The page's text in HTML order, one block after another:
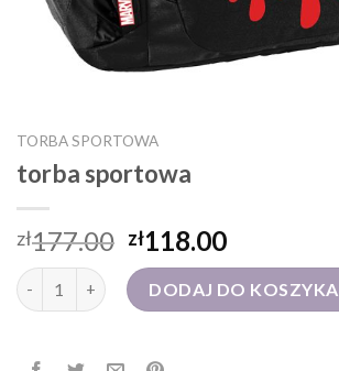
TORBA SPORTOWA
torba sportowa
zł177.00 zł118.00
ilość torba sportowaDODAJ DO KOSZYKA